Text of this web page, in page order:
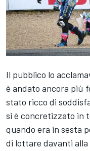
Il pubblico lo
è andato ancora più
stato ricco di
si è concretizzato in
quando era in sesta
di lottare davanti alla